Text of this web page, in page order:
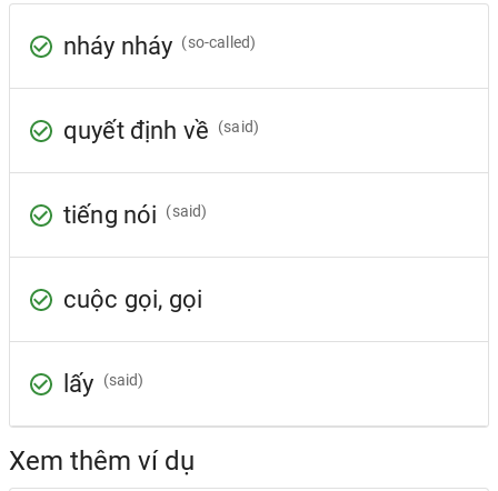
nháy nháy (so-called)
quyết định về (said)
tiếng nói (said)
cuộc gọi, gọi
lấy (said)
Xem thêm ví dụ